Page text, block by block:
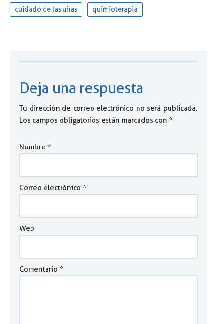
cuidado de las uñas quimioterapia
Deja una respuesta
Tu dirección de correo electrónico no será publicada.
Los campos obligatorios están marcados con *
Nombre *
Correo electrónico *
Web
Comentario *